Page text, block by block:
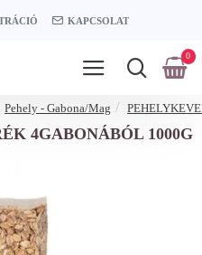
KAPCSOLAT
0
Pehely - Gabona/Mag
4GABONÁBÓL 1000G